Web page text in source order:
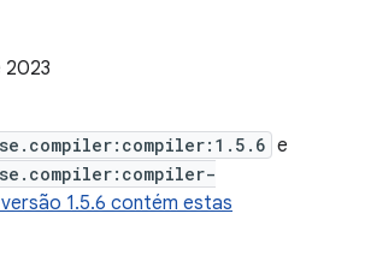
2023
e
1.5.6 contém estas